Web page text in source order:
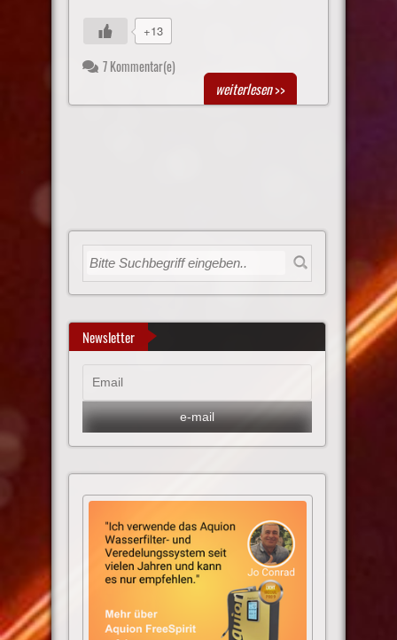
+13
7 Kommentar(e)
weiterlesen>>
Newsletter